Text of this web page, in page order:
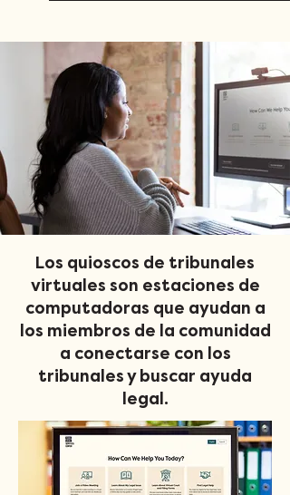
Los quioscos de tribunales
virtuales son estaciones de
computadoras que ayudan a
los miembros de la comunidad
a conectarse con los
tribunales y buscar ayuda
legal.